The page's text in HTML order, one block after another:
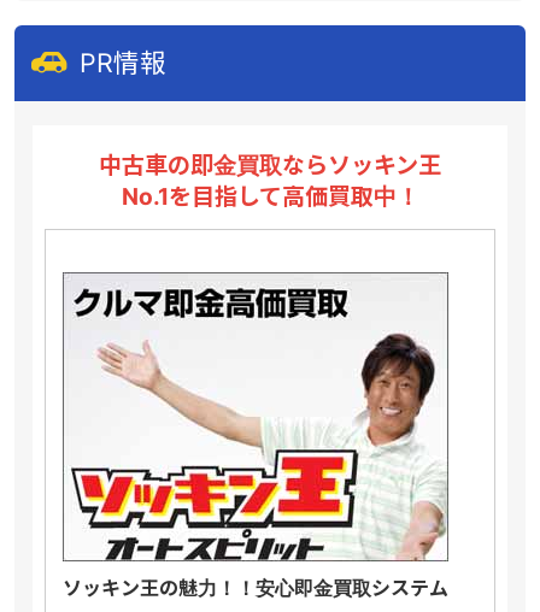
PR情報
中古車の即金買取ならソッキン王
No.1を目指して高価買取中！
ソッキン王の魅力！！安心即金買取システム